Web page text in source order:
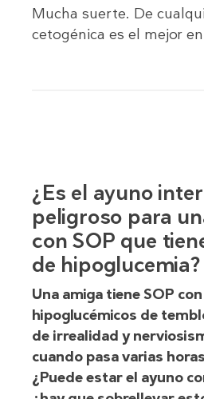
Mucha suerte. De
cetogénica es el mejor
¿Es el ayuno
peligroso para
con SOP que
de hipoglucemia?
Una amiga tiene SOP
hipoglucémicos de
de irrealidad y
cuando pasa varias
¿Puede estar el ayuno